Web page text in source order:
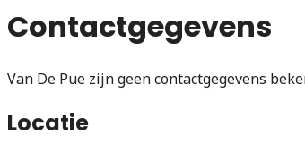
Contactgegevens
Van De Pue zijn geen contactgegevens
Locatie